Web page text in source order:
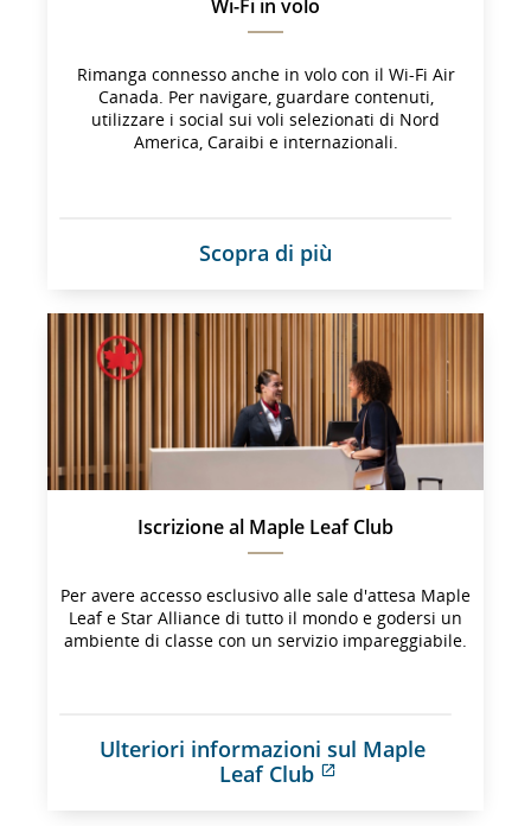
lingistiche.
Wi-Fi in volo
Rimanga connesso anche in volo con il Wi-Fi Air
Canada. Per navigare, guardare contenuti,
utilizzare i social sui voli selezionati di Nord
America, Caraibi e internazionali.
Scopra di più
Iscrizione al Maple Leaf Club
Per avere accesso esclusivo alle sale d'attesa Maple
Leaf e Star Alliance di tutto il mondo e godersi un
ambiente di classe con un servizio impareggiabile.
Ulteriori informazioni sul Maple
Leaf Club